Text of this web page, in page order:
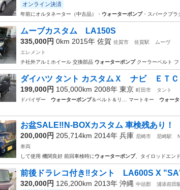
オンライン決済
年前にオルタネーター（中古品）・ ウォーターポンプ・スパークプラ
ムーブカスタム LA150S
335,000円 0km 2015年 佐賀 佐賀市 佐賀駅
ムーヴ
エレメント
チ社外アルミホイール 交換部品 ウォーターポンプクーラーベルト フ
ダイハツ タント カスタムＸ ナビ ＥＴ
199,000円 105,000km 2008年 東京 町田市
タント
ドバイザー ウォーターポンプ＆ベルト＆リ… マートキー ウォー
お盆SALE‼️N-BOXカスタム 車検残あり！
200,000円 205,714km 2014年 兵庫 尼崎市 尼崎駅
車両
して使用 機関良好 前回車検時にウォーターポンプ、タイロッドエン
前後ドラレコ付き‼️タント LA600S X
320,000円 126,200km 2013年 沖縄 中頭郡 浦添前田